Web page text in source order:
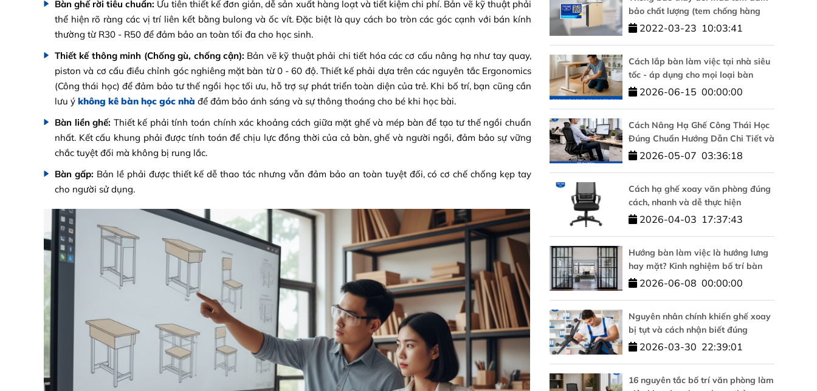
Bàn ghế rời tiêu chuẩn: Ưu tiên thiết kế đơn giản, dễ sản xuất hàng loạt và tiết kiệm chi phí. Bản vẽ kỹ thuật phải
thể hiện rõ ràng các vị trí liên kết bằng bulong và ốc vít. Đặc biệt là quy cách bo tròn các góc cạnh với bán kính
thường từ R30 - R50 để đảm bảo an toàn tối đa cho học sinh.
Thiết kế thông minh (Chống gù, chống cận): Bản vẽ kỹ thuật phải chi tiết hóa các cơ cấu nâng hạ như tay quay,
piston và cơ cấu điều chỉnh góc nghiêng mặt bàn từ 0 - 60 độ. Thiết kế phải dựa trên các nguyên tắc Ergonomics
(Công thái học) để đảm bảo tư thế ngồi học tối ưu, hỗ trợ sự phát triển toàn diện của trẻ. Khi bố trí, bạn cũng cần
lưu ý không kê bàn học góc nhà để đảm bảo ánh sáng và sự thông thoáng cho bé khi học bài.
Bàn liền ghế: Thiết kế phải tính toán chính xác khoảng cách giữa mặt ghế và mép bàn để tạo tư thế ngồi chuẩn
nhất. Kết cấu khung phải được tính toán để chịu lực đồng thời của cả bàn, ghế và người ngồi, đảm bảo sự vững
chắc tuyệt đối mà không bị rung lắc.
Bàn gấp: Bản lề phải được thiết kế dễ thao tác nhưng vẫn đảm bảo an toàn tuyệt đối, có cơ chế chống kẹp tay
cho người sử dụng.
bảo chất lượng (tem chống hàng
giả)2022-03-23 10:03:41
Cách lắp bàn làm việc tại nhà siêu
tốc - áp dụng cho mọi loại bàn
2026-06-15 00:00:00
Cách Nâng Hạ Ghế Công Thái Học
Đúng Chuẩn Hướng Dẫn Chi Tiết và
Đơn Giản
2026-05-07 03:36:18
Cách hạ ghế xoay văn phòng đúng
cách, nhanh và dễ thực hiện
2026-04-03 17:37:43
Hướng bàn làm việc là hướng lưng
hay mặt? Kinh nghiệm bố trí bàn
làm việc hợp phong thủy
2026-06-08 00:00:00
Nguyên nhân chính khiến ghế xoay
bị tụt và cách nhận biết đúng
2026-03-30 22:39:01
16 nguyên tắc bố trí văn phòng làm